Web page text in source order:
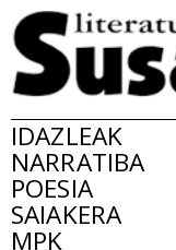
IDAZLEAK
NARRATIBA
POESIA
SAIAKERA
MPK